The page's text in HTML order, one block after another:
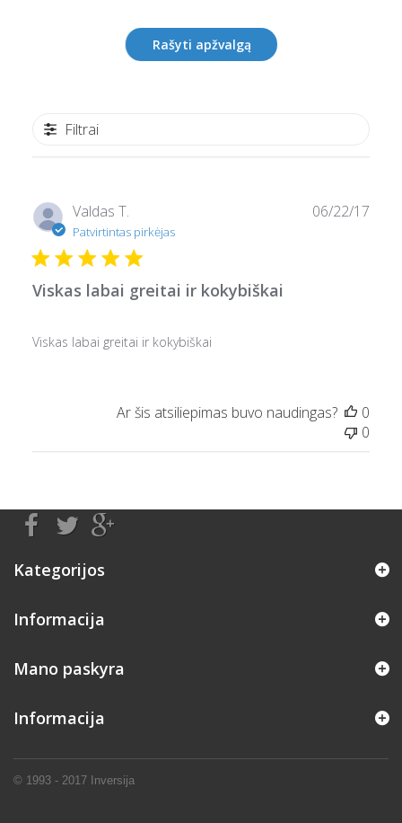
Rašyti apžvalgą
Filtrai
Valdas T.
Patvirtintas pirkėjas
Viskas labai greitai ir kokybiškai
Viskas labai greitai ir kokybiškai
06/22/17
Ar šis atsiliepimas buvo naudingas?
0
0
Kategorijos
Informacija
© 1993 - 2017 Inversija
Mano paskyra
Informacija